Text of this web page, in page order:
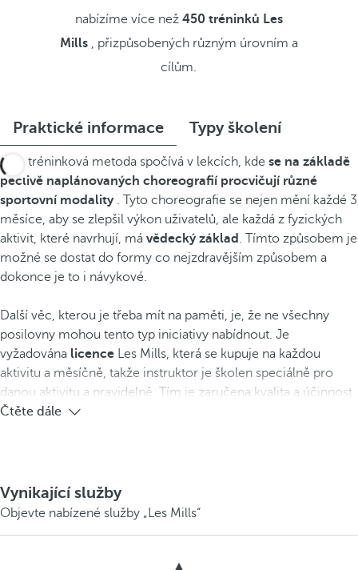
nabízíme více než 450 tréninků Les
Mills, přizpůsobených různým úrovním a
cílům.
Praktické informace Typy školení
Tato tréninková metoda spočívá v lekcích, kde se na základě
pečlivě naplánovaných choreografií procvičují různé
sportovní modality. Tyto choreografie se nejen mění každé 3
měsíce, aby se zlepšil výkon uživatelů, ale každá z fyzických
aktivit, které navrhují, má vědecký základ . Tímto způsobem je
možné se dostat do formy co nejzdravějším způsobem a
dokonce je to i návykové.
Další věc, kterou je třeba mít na paměti, je, že ne všechny
posilovny mohou tento typ iniciativy nabídnout. Je
vyžadována licence Les Mills, která se kupuje na každou
aktivitu a měsíčně, takže instruktor je školen speciálně pro
danou aktivitu a pravidelně. Tím je zaručena kvalita a účinnost.
Čtěte dále
Vynikající služby
Objevte nabízené služby „Les Mills“